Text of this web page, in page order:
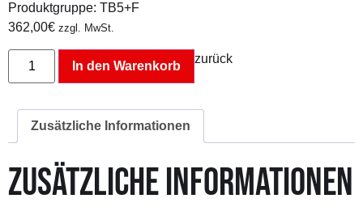
Produktgruppe: TB5+F
362,00€ zzgl. MwSt.
In den Warenkorb
zurück
Zusätzliche Informationen
ZUSÄTZLICHE INFORMATIONEN